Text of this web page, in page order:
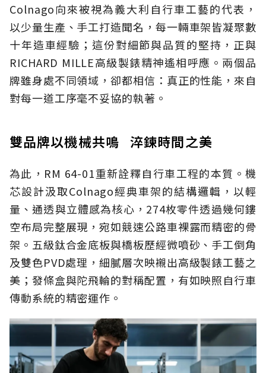
Colnago向來被視為義大利自行車工藝的代表，
以少量生產、手工打造聞名，每一輛車架皆凝聚數
十年造車經驗；這份對細節與品質的堅持，正與
RICHARD MILLE高級製錶精神遙相呼應。兩個品
牌雖身處不同領域，卻都相信：真正的性能，來自
對每一道工序毫不妥協的執著。
雙品牌以機械共鳴 淬鍊時間之美
為此，RM 64-01重新詮釋自行車工程的本質。機
芯設計汲取Colnago經典車架的結構邏輯，以輕
量、通透與立體感為核心，274枚零件透過幾何鏤
空布局完整展現，宛如競速公路車裸露而精密的骨
架。五級鈦合金底板與橋板歷經微噴砂、手工倒角
及雙色PVD處理，細膩層次映襯出高級製錶工藝之
美；發條盒與陀飛輪的對稱配置，有如映照自行車
傳動系統的精密運作。